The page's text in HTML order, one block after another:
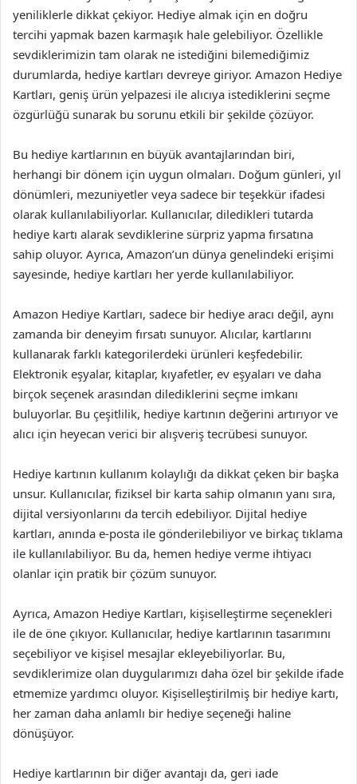
yeniliklerle dikkat çekiyor. Hediye almak için en doğru
tercihi yapmak bazen karmaşık hale gelebiliyor. Özellikle
sevdiklerimizin tam olarak ne istediğini bilemediğimiz
durumlarda, hediye kartları devreye giriyor. Amazon Hediye
Kartları, geniş ürün yelpazesi ile alıcıya istediklerini seçme
özgürlüğü sunarak bu sorunu etkili bir şekilde çözüyor.
Bu hediye kartlarının en büyük avantajlarından biri,
herhangi bir dönem için uygun olmaları. Doğum günleri, yıl
dönümleri, mezuniyetler veya sadece bir teşekkür ifadesi
olarak kullanılabiliyorlar. Kullanıcılar, diledikleri tutarda
hediye kartı alarak sevdiklerine sürpriz yapma fırsatına
sahip oluyor. Ayrıca, Amazon’un dünya genelindeki erişimi
sayesinde, hediye kartları her yerde kullanılabiliyor.
Amazon Hediye Kartları, sadece bir hediye aracı değil, aynı
zamanda bir deneyim fırsatı sunuyor. Alıcılar, kartlarını
kullanarak farklı kategorilerdeki ürünleri keşfedebilir.
Elektronik eşyalar, kitaplar, kıyafetler, ev eşyaları ve daha
birçok seçenek arasından dilediklerini seçme imkanı
buluyorlar. Bu çeşitlilik, hediye kartının değerini artırıyor ve
alıcı için heyecan verici bir alışveriş tecrübesi sunuyor.
Hediye kartının kullanım kolaylığı da dikkat çeken bir başka
unsur. Kullanıcılar, fiziksel bir karta sahip olmanın yanı sıra,
dijital versiyonlarını da tercih edebiliyor. Dijital hediye
kartları, anında e-posta ile gönderilebiliyor ve birkaç tıklama
ile kullanılabiliyor. Bu da, hemen hediye verme ihtiyacı
olanlar için pratik bir çözüm sunuyor.
Ayrıca, Amazon Hediye Kartları, kişiselleştirme seçenekleri
ile de öne çıkıyor. Kullanıcılar, hediye kartlarının tasarımını
seçebiliyor ve kişisel mesajlar ekleyebiliyorlar. Bu,
sevdiklerimize olan duygularımızı daha özel bir şekilde ifade
etmemize yardımcı oluyor. Kişiselleştirilmiş bir hediye kartı,
her zaman daha anlamlı bir hediye seçeneği haline
dönüşüyor.
Hediye kartlarının bir diğer avantajı da, geri iade